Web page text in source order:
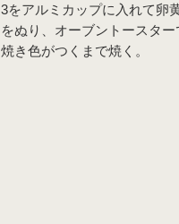
3をアルミカップに入れて卵
をぬり、オーブントースター
焼き色がつくまで焼く。